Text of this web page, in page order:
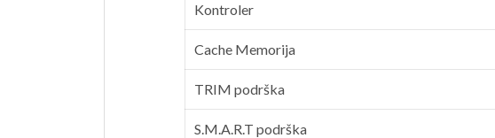
Kontroler
Cache Memorija
TRIM podrška
S.M.A.R.T podrška